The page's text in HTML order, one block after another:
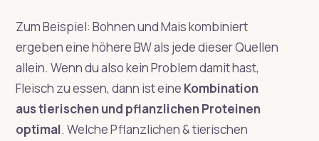
Zum Beispiel: Bohnen und Mais kombiniert
ergeben eine höhere BW als jede dieser Quellen
allein. Wenn du also kein Problem damit hast,
Fleisch zu essen, dann ist eine Kombination
aus tierischen und pflanzlichen Proteinen
optimal. Welche Pflanzlichen & tierischen